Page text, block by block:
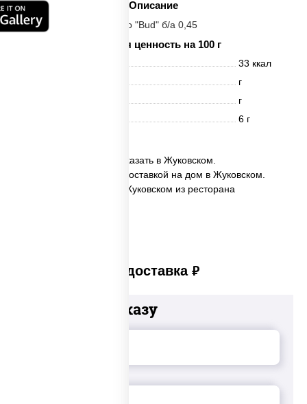
Описание
Пиво "Bud" б/а 0,45
Пищевая ценность на 100 г
33 ккал
г
г
6 г
✅ Пиво "Bud" б/а 0,45 заказать в Жуковском.
✅ Пиво "Bud" б/а 0,45 с доставкой на дом в Жуковском.
✅ Пиво "Bud" б/а 0,45 в Жуковском из ресторана
Платная доставка руб
Добавьте к заказу